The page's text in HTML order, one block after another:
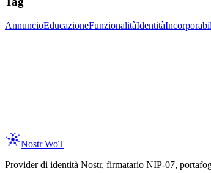
AnnuncioEducazioneFunzionalitàIdentità
Nostr WoT
Provider di identità Nostr, firmatario NIP-07,